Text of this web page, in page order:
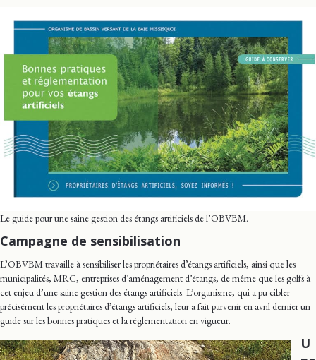
Le guide pour une saine gestion des étangs artificiels de l’OBVBM.
Campagne de sensibilisation
L’OBVBM travaille à sensibiliser les propriétaires d’étangs artificiels, ainsi que les
municipalités, MRC, entreprises d’aménagement d’étangs, de même que les golfs à
cet enjeu d’une saine gestion des étangs artificiels. L’organisme, qui a pu cibler
précisément les propriétaires d’étangs artificiels, leur a fait parvenir en avril dernier un
guide sur les bonnes pratiques et la réglementation en vigueur.
U